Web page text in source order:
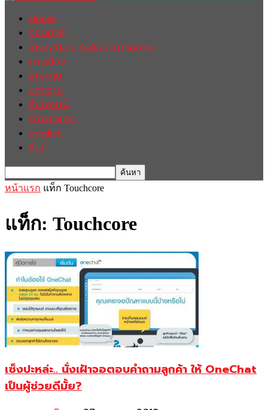
Home
ฮอตนิวส์
เศรษฐกิจ / ธุรกิจ / การตลาด
การเมือง
รายงาน
บทความ
สัมภาษณ์
ต่างประเทศ
english
อื่นๆ
หน้าแรก แท็ก Touchcore
แท็ก: Touchcore
เซ็งปะหล่ะ.. นั่งเฝ้าจอตอบคำถามลูกค้า ให้ OneChat
เป็นผู้ช่วยดีมั้ย?